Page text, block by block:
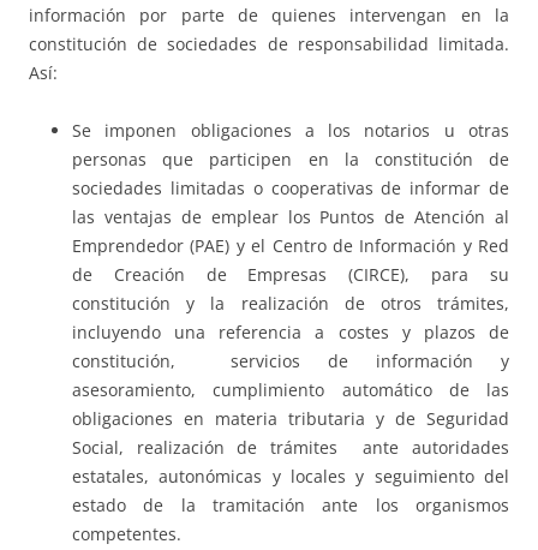
información por parte de quienes intervengan en la
constitución de sociedades de responsabilidad limitada.
Así:
Se imponen obligaciones a los notarios u otras
personas que participen en la constitución de
sociedades limitadas o cooperativas de informar de
las ventajas de emplear los Puntos de Atención al
Emprendedor (PAE) y el Centro de Información y Red
de Creación de Empresas (CIRCE), para su
constitución y la realización de otros trámites,
incluyendo una referencia a costes y plazos de
constitución, servicios de información y
asesoramiento, cumplimiento automático de las
obligaciones en materia tributaria y de Seguridad
Social, realización de trámites ante autoridades
estatales, autonómicas y locales y seguimiento del
estado de la tramitación ante los organismos
competentes.